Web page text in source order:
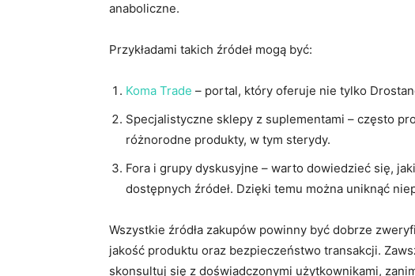
anaboliczne.
Przykładami takich źródeł mogą być:
Koma Trade – portal, który oferuje nie tylko
Specjalistyczne sklepy z suplementami – często
różnorodne produkty, w tym sterydy.
Fora i grupy dyskusyjne – warto dowiedzieć się,
dostępnych źródeł. Dzięki temu można uniknąć
Wszystkie źródła zakupów powinny być dobrze
jakość produktu oraz bezpieczeństwo transakcji.
skonsultuj się z doświadczonymi użytkownikami,